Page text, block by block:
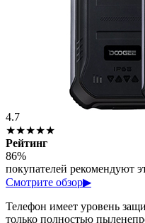
4.7
★★★★★
Рейтинг
86%
покупателей рекомендуют
Смотрите обзор▶
Телефон имеет уровень
только полностью